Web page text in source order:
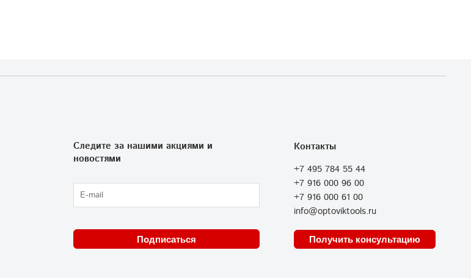
Контакты
+7 495 784 55 44
+7 916 000 96 00
+7 916 000 61 00
info@optoviktools.ru
Получить консультацию
Следите за нашими акциями и
новостями
Подписаться